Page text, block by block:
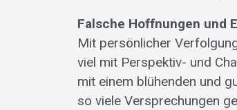
Falsche Hoffnungen und
Mit persönlicher
viel mit Perspektiv- und
mit einem blühenden und
so viele Versprechungen